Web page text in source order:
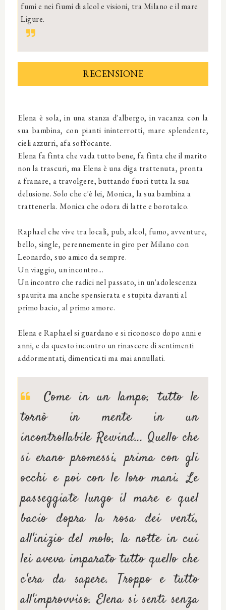
fumi e nei fiumi di alcol e visioni, tra Milano e il mare
Ligure.
RECENSIONE
Elena è sola, in una stanza d'albergo, in vacanza con la
sua bambina, con pianti ininterrotti, mare splendente,
cieli azzurri, afa soffocante.
Elena fa finta che vada tutto bene, fa finta che il marito
non la trascuri, ma Elena è una diga trattenuta, pronta
a franare, a travolgere, buttando fuori tutta la sua
delusione. Solo che c'è lei, Monica, la sua bambina a
trattenerla. Monica che odora di latte e borotalco.
Raphael che vive tra locali, pub, alcol, fumo, avventure,
bello, single, perennemente in giro per Milano con
Leonardo, suo amico da sempre.
Un viaggio, un incontro...
Un incontro che radici nel passato, in un'adolescenza
spaurita ma anche spensierata e stupita davanti al
primo bacio, al primo amore.
Elena e Raphael si guardano e si riconosco dopo anni e
anni, e da questo incontro un rinascere di sentimenti
addormentati, dimenticati ma mai annullati.
Come in un lampo, tutto le
tornò in mente in un
incontrollabile Rewind... Quello che
si erano promessi, prima con gli
occhi e poi con le loro mani. Le
passeggiate lungo il mare e quel
bacio dopra la rosa dei venti,
all'inizio del molo, la notte in cui
lei aveva imparato tutto quello che
c'era da sapere. Troppo e tutto
all'improvviso. Elena si sentì senza